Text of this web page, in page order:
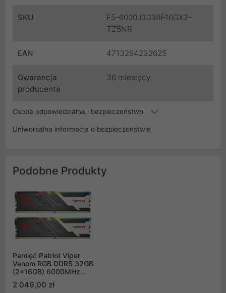
SKU
F5-6000J3038F16GX2-
TZ5NR
EAN 4713294232625
Gwarancja
producenta
36 miesięcy
Osoba odpowiedzialna i bezpieczeństwo
Uniwersalna informacja o bezpieczeństwie
Podobne Produkty
Pamięć Patriot Viper
Venom RGB DDR5 32GB
(2x16GB) 6000MHz
PVVR532G600C30K
2 049,00 zł